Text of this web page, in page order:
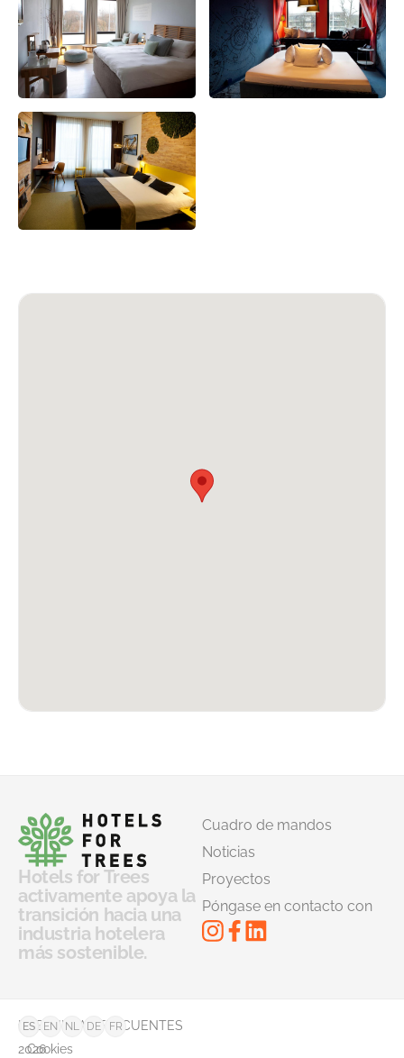
Hotels for Trees
activamente apoya la
transición hacia una
industria hotelera
más sostenible.
Cuadro de mandos
Noticias
Proyectos
Póngase en contacto con
©
2026
PREGUNTAS FRECUENTES
Cookies
ES EN NL DE FR